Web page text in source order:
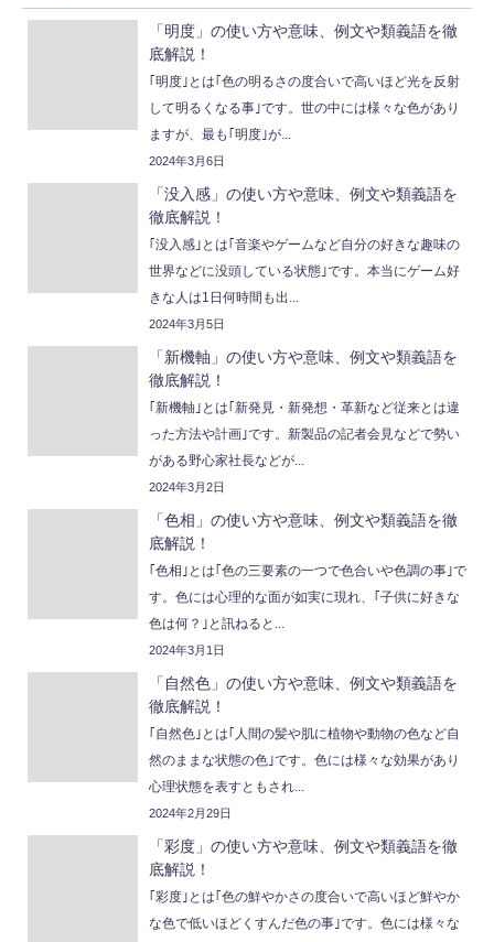
「明度」の使い方や意味、例文や類義語を徹
底解説！
｢明度｣とは｢色の明るさの度合いで高いほど光を反射
して明るくなる事｣です。世の中には様々な色があり
ますが、最も｢明度｣が...
2024年3月6日
「没入感」の使い方や意味、例文や類義語を
徹底解説！
｢没入感｣とは｢音楽やゲームなど自分の好きな趣味の
世界などに没頭している状態｣です。本当にゲーム好
きな人は1日何時間も出...
2024年3月5日
「新機軸」の使い方や意味、例文や類義語を
徹底解説！
｢新機軸｣とは｢新発見・新発想・革新など従来とは違
った方法や計画｣です。新製品の記者会見などで勢い
がある野心家社長などが...
2024年3月2日
「色相」の使い方や意味、例文や類義語を徹
底解説！
｢色相｣とは｢色の三要素の一つで色合いや色調の事｣で
す。色には心理的な面が如実に現れ、｢子供に好きな
色は何？｣と訊ねると...
2024年3月1日
「自然色」の使い方や意味、例文や類義語を
徹底解説！
｢自然色｣とは｢人間の髪や肌に植物や動物の色など自
然のままな状態の色｣です。色には様々な効果があり
心理状態を表すともされ...
2024年2月29日
「彩度」の使い方や意味、例文や類義語を徹
底解説！
｢彩度｣とは｢色の鮮やかさの度合いで高いほど鮮やか
な色で低いほどくすんだ色の事｣です。色には様々な